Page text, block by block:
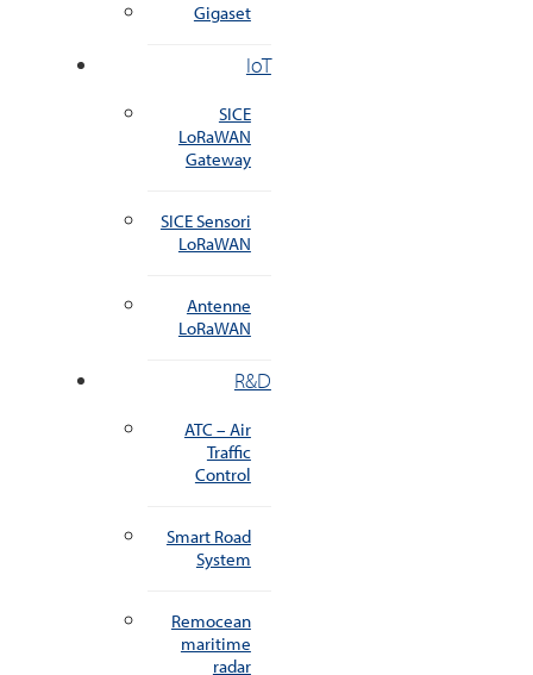
Gigaset
IoT
SICE
LoRaWAN
Gateway
SICE Sensori
LoRaWAN
Antenne
LoRaWAN
R&D
ATC – Air
Traffic
Control
Smart Road
System
Remocean
maritime
radar